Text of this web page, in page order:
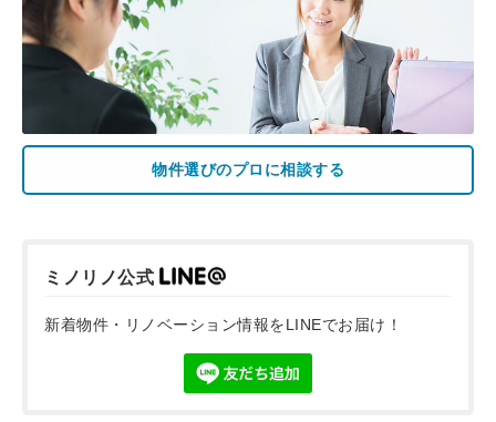
物件選びのプロに相談する
ミノリノ公式
新着物件・リノベーション情報をLINEでお届け！